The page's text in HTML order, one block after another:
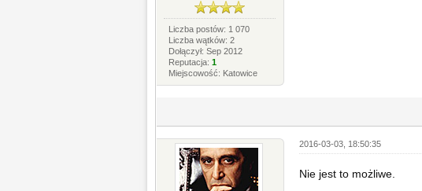
Liczba postów: 1 070
Liczba wątków: 2
Dołączył: Sep 2012
Reputacja:1
Miejscowość: Katowice
2016-03-03, 18:50:35
Nie jest to możliwe.